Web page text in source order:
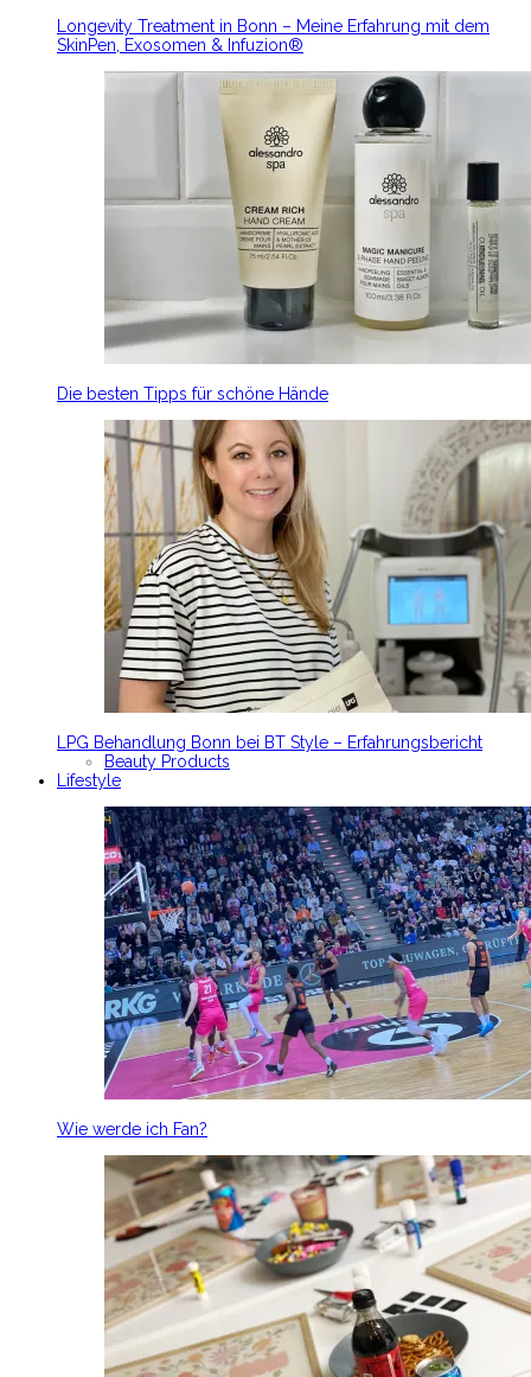
Longevity Treatment in Bonn – Meine Erfahrung mit dem
SkinPen, Exosomen & Infuzion®
Die besten Tipps für schöne Hände
LPG Behandlung Bonn bei BT Style – Erfahrungsbericht
Beauty Products
Lifestyle
Wie werde ich Fan?